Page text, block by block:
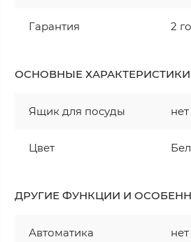
Гарантия 2
ОСНОВНЫЕ ХАРАКТЕРИСТИКИ
Ящик для посуды нет
Цвет
ДРУГИЕ ФУНКЦИИ И
Автоматика
нет